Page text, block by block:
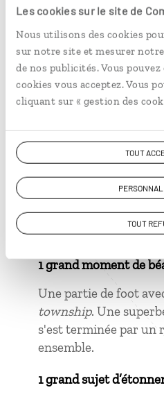
Les cookies sur le site de
Nous utilisons des cookies
sur notre site et mesurer
de nos publicités. Vous
cookies vous acceptez. Vous
cliquant sur « gestion des
TOUT
TOUT
un peu stressante.
Faire preuve de
attendre plusieurs
lion ne montre le
1 grand moment de
Le jour où un
J'ai voulu faire demi-
éléphant se dressait
véhicule. Coincé !
1 grand moment de
Une partie de foot
township. Une
s'est terminée par un
ensemble.
1 grand sujet